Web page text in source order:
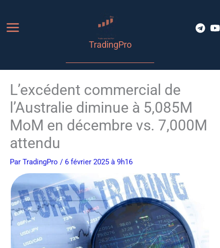
contenu
TradingPro
L’excédent commercial de
l’Australie diminue à 5,085M
MoM en décembre vs. 7,000M
attendu
Par TradingPro / 6 février 2025 à 9h16